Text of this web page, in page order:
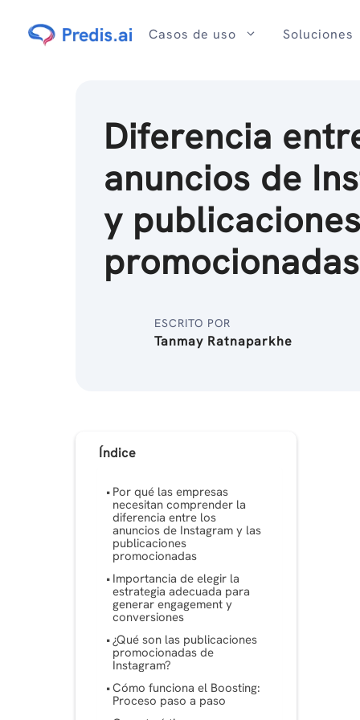
contenido
Casos de uso Soluciones
Diferencia
anuncios de
y publicaciones
promocionadas
ESCRITO POR
Tanmay Ratnaparkhe
Índice
Por qué las empresas
necesitan comprender la
diferencia entre los
anuncios de Instagram y las
publicaciones
promocionadas
Importancia de elegir la
estrategia adecuada para
generar engagement y
conversiones
¿Qué son las publicaciones
promocionadas de
Instagram?
Cómo funciona el Boosting:
Proceso paso a paso